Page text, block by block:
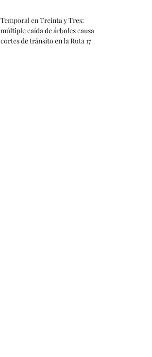
Temporal en Treinta y Tres:
múltiple caída de árboles causa
cortes de tránsito en la Ruta 17